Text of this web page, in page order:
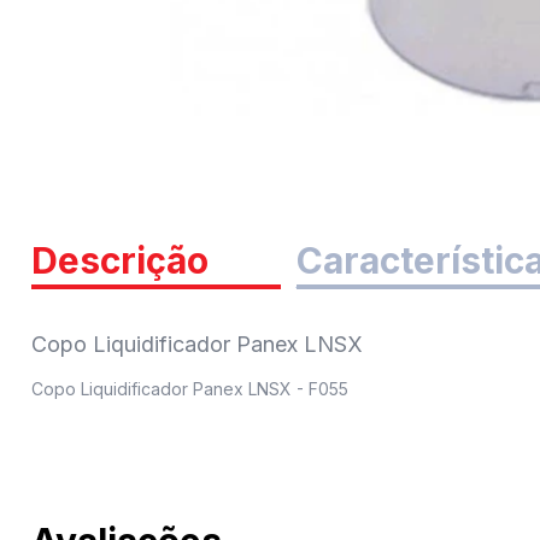
Descrição
Copo Liquidificador Panex LNSX
Copo Liquidificador Panex LNSX - F055